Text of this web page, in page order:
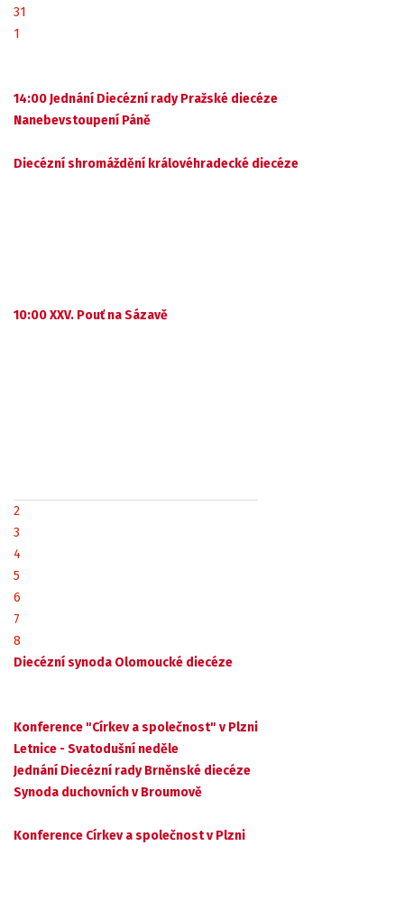
31
1
14:00 Jednání Diecézní rady Pražské diecéze
Nanebevstoupení Páně
Diecézní shromáždění královéhradecké diecéze
10:00 XXV. Pouť na Sázavě
2
3
4
5
6
7
8
Diecézní synoda Olomoucké diecéze
Konference "Církev a společnost" v Plzni
Letnice - Svatodušní neděle
Jednání Diecézní rady Brněnské diecéze
Synoda duchovních v Broumově
Konference Církev a společnost v Plzni